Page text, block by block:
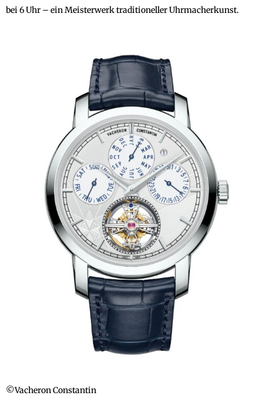
bei 6 Uhr – ein Meisterwerk traditioneller Uhrmacherkunst.
©Vacheron Constantin